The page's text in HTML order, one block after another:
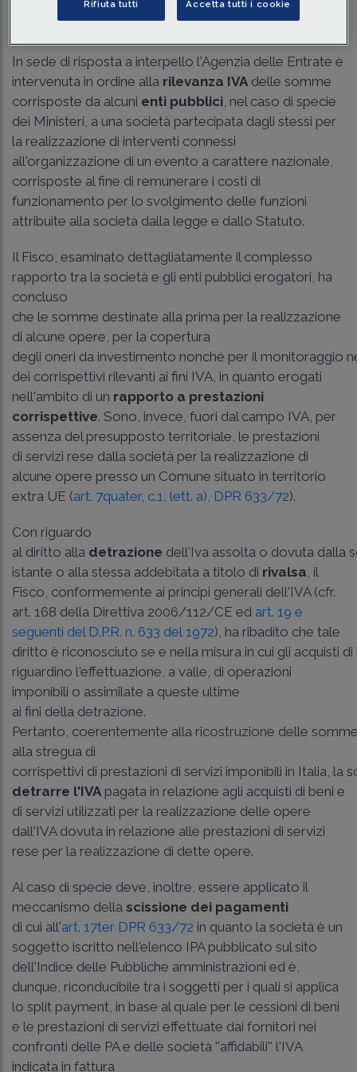
Tempo di lettura4 min.
In sede di risposta a interpello l'Agenzia delle Entrate è
intervenuta in ordine alla rilevanza IVA delle somme
corrisposte da alcuni enti pubblici , nel caso di specie
dei Ministeri, a una società partecipata dagli stessi per
la realizzazione di interventi connessi
all'organizzazione di un evento a carattere nazionale,
corrisposte al fine di remunerare i costi di
funzionamento per lo svolgimento delle funzioni
attribuite alla società dalla legge e dallo Statuto.
Il Fisco, esaminato dettagliatamente il complesso
rapporto tra la società e gli enti pubblici erogatori, ha
concluso
che le somme destinate alla prima per la realizzazione
di alcune opere, per la copertura
degli oneri da investimento nonché per il monitoraggio
dei corrispettivi rilevanti ai fini IVA, in quanto erogati
nell'ambito di un rapporto a prestazioni
corrispettive. Sono, invece, fuori dal campo IVA, per
assenza del presupposto territoriale, le prestazioni
di servizi rese dalla società per la realizzazione di
alcune opere presso un Comune situato in territorio
extra­ UE (art. 7­quater, c.1, lett. a), DPR 633/72).
Con riguardo
al diritto alla detrazione dell'Iva assolta o dovuta dalla
istante o alla stessa addebitata a titolo di rivalsa , il
Fisco, conformemente ai principi generali dell'IVA (cfr.
art. 168 della Direttiva 2006/112/CE ed art. 19 e
seguenti del D.P.R. n. 633 del 1972), ha ribadito che tale
diritto è riconosciuto se e nella misura in cui gli acquisti di
riguardino l'effettuazione, a valle, di operazioni
imponibili o assimilate a queste ultime
ai fini della detrazione.
Pertanto, coerentemente alla ricostruzione delle
alla stregua di
corrispettivi di prestazioni di servizi imponibili in Italia, la
detrarre l'IVA pagata in relazione agli acquisti di beni e
di servizi utilizzati per la realizzazione delle opere
dall'IVA dovuta in relazione alle prestazioni di servizi
rese per la realizzazione di dette opere.
Al caso di specie deve, inoltre, essere applicato il
meccanismo della scissione dei pagamenti
di cui all'art. 17­ter DPR 633/72 in quanto la società è un
soggetto iscritto nell'elenco IPA pubblicato sul sito
dell'Indice delle Pubbliche amministrazioni ed è,
dunque, riconducibile tra i soggetti per i quali si applica
lo split payment, in base al quale per le cessioni di beni
e le prestazioni di servizi effettuate dai fornitori nei
confronti delle PA e delle società ''affidabili'' l'IVA
indicata in fattura
Rifiuta tutti Accetta tutti i cookie